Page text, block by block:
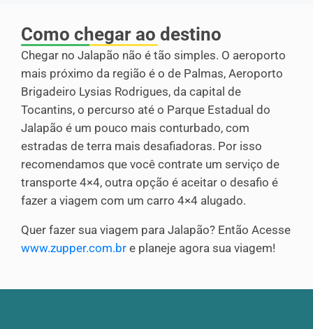
Como chegar ao destino
Chegar no Jalapão não é tão simples. O aeroporto
mais próximo da região é o de Palmas, Aeroporto
Brigadeiro Lysias Rodrigues, da capital de
Tocantins, o percurso até o Parque Estadual do
Jalapão é um pouco mais conturbado, com
estradas de terra mais desafiadoras. Por isso
recomendamos que você contrate um serviço de
transporte 4×4, outra opção é aceitar o desafio é
fazer a viagem com um carro 4×4 alugado.
Quer fazer sua viagem para Jalapão? Então Acesse
www.zupper.com.br e planeje agora sua viagem!